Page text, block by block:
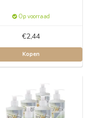
Op voorraad
€2,44
Kopen